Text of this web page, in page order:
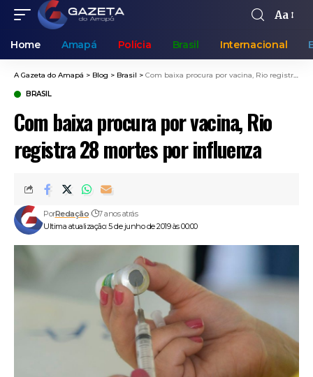
Aa
Home Amapá Polícia Brasil Internacional
A Gazeta do Amapá > Blog > Brasil > Com baixa procura por vacina, Rio registra 28 mortes por influenza
BRASIL
Com baixa procura por vacina, Rio
registra 28 mortes por influenza
Ultima atualização: 5 de junho de 2019 às 00:00
PorRedação 7 anos atrás